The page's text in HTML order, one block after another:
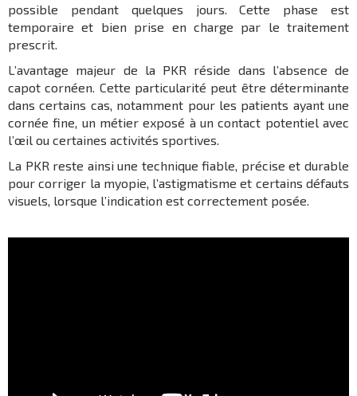
possible pendant quelques jours. Cette phase est
temporaire et bien prise en charge par le traitement
prescrit.
L’avantage majeur de la PKR réside dans l’absence de
capot cornéen. Cette particularité peut être déterminante
dans certains cas, notamment pour les patients ayant une
cornée fine, un métier exposé à un contact potentiel avec
l’œil ou certaines activités sportives.
La PKR reste ainsi une technique fiable, précise et durable
pour corriger la myopie, l’astigmatisme et certains défauts
visuels, lorsque l’indication est correctement posée.